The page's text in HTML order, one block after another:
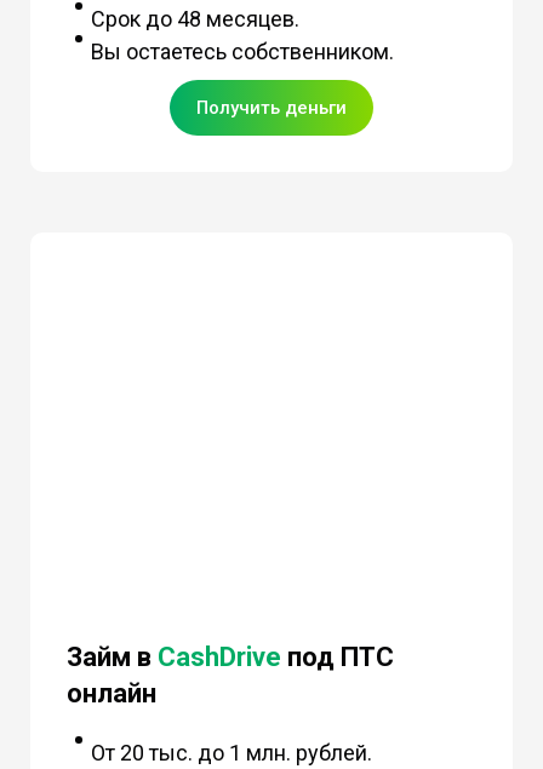
Срок до 48 месяцев.
Вы остаетесь собственником.
Получить деньги
Займ в CashDrive под ПТС
онлайн
От 20 тыс. до 1 млн. рублей.